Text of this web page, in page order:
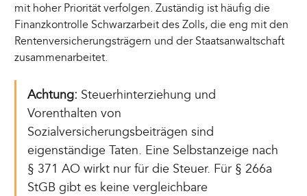
mit hoher Priorität verfolgen. Zuständig ist häufig die
Finanzkontrolle Schwarzarbeit des Zolls, die eng mit den
Rentenversicherungsträgern und der Staatsanwaltschaft
zusammenarbeitet.
Achtung: Steuerhinterziehung und
Vorenthalten von
Sozialversicherungsbeiträgen sind
eigenständige Taten. Eine Selbstanzeige nach
§ 371 AO wirkt nur für die Steuer. Für § 266a
StGB gibt es keine vergleichbare